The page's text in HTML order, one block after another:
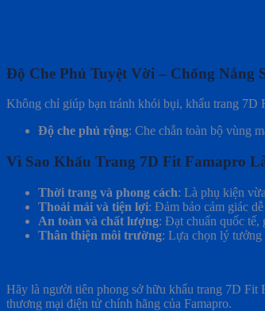
Độ Che Phủ Tuyệt Vời – Chống Nắng
Không chỉ giúp bạn tránh khói bụi, khẩu trang 7D
Độ che phủ rộng: Che chắn toàn bộ vùng
Vì Sao Khẩu Trang 7D Fit Famapro
Thời trang và phong cách: Là phụ kiện
Thoải mái và tiện lợi: Đảm bảo cảm giác
An toàn và chất lượng: Đạt chuẩn quốc tế,
Thân thiện môi trường: Lựa chọn lý tưởng
Hãy là người tiên phong sở hữu khẩu trang 7D Fit
thương mại điện tử chính hãng của Famapro.